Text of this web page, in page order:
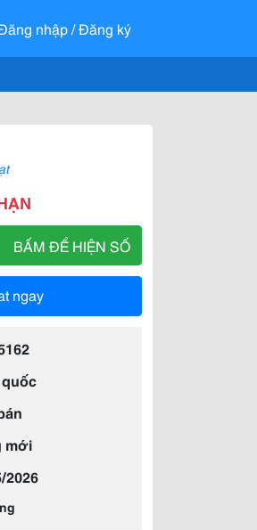
nhập / Đăng ký
BẤM ĐỂ HIỆN SỐ
ngay
mới
2026